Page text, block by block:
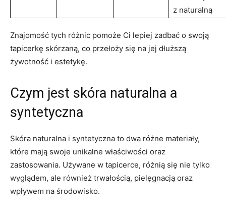
z​ naturalną
Znajomość tych różnic​ pomoże Ci lepiej zadbać o swoją
tapicerkę skórzaną, co przełoży się na ​jej dłuższą
żywotność i ⁣estetykę.
Czym ⁣jest skóra naturalna a
syntetyczna
Skóra naturalna‍ i syntetyczna​ to‍ dwa‌ różne materiały,
które mają swoje⁣ unikalne‍ właściwości oraz
zastosowania. ‍Używane w‌ tapicerce, różnią się nie tylko
wyglądem, ale również⁢ trwałością,‌ pielęgnacją oraz
wpływem‌ na środowisko.